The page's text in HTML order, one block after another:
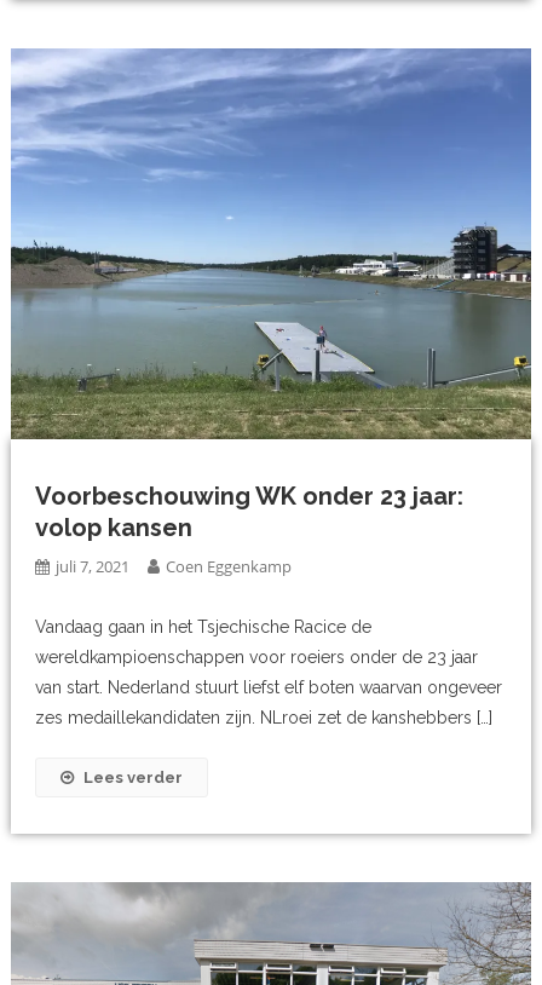
Voorbeschouwing WK onder 23 jaar:
volop kansen
juli 7, 2021 Coen Eggenkamp
Vandaag gaan in het Tsjechische Racice de
wereldkampioenschappen voor roeiers onder de 23 jaar
van start. Nederland stuurt liefst elf boten waarvan ongeveer
zes medaillekandidaten zijn. NLroei zet de kanshebbers […]
Lees verder